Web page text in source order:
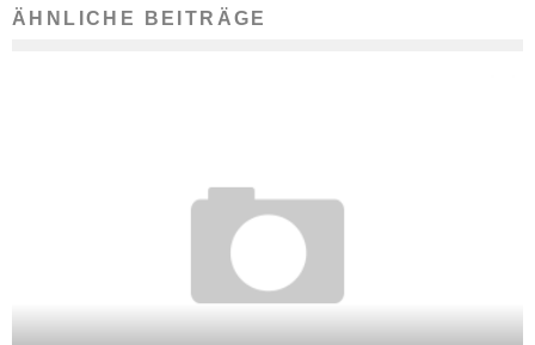
ÄHNLICHE BEITRÄGE